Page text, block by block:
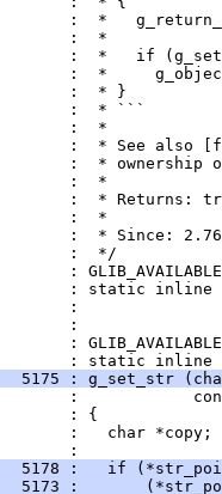
:  *
:  *
:  *   if
:  *
:  * }
:  * ```
:  *
:  * See also
:  * ownership
:  *
:  * Returns:
:  *
:  * Since: 2.76
:  */
:
: static
:
:
:
: static inline
5175 : g_set_str
:
: {
:   char *copy;
:
5178 :   if
5173 :